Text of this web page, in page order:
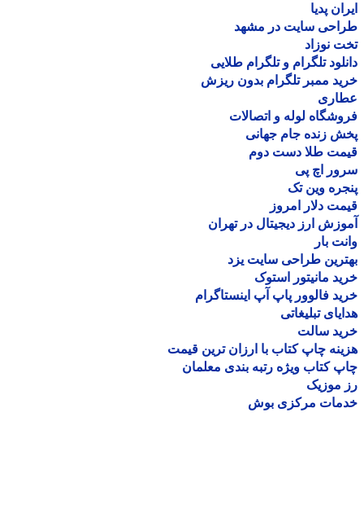
پدیا
سایت در مشهد
نوزاد
تلگرام و تلگرام طلایی
ممبر تلگرام بدون ریزش
لوله و اتصالات
زنده جام جهانی
طلا دست دوم
اچ پی
وین تک
دلار امروز
ارز دیجیتال در تهران
بار
طراحی سایت یزد
مانیتور استوک
فالوور پاپ آپ اینستاگرام
تبلیغاتی
سالت
چاپ کتاب با ارزان ترین قیمت
کتاب ویژه رتبه بندی معلمان
موزیک
مرکزی بوش